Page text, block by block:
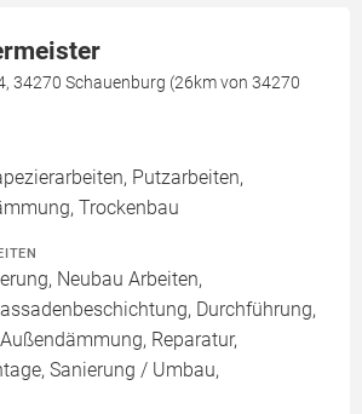
34270 Schauenburg (26km von 34270
Putzarbeiten,
Trockenbau
Neubau Arbeiten,
Durchführung,
Reparatur,
Sanierung / Umbau,